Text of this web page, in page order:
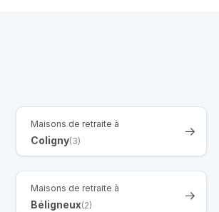
Maisons de retraite à
Coligny(3)
Maisons de retraite à
Béligneux(2)